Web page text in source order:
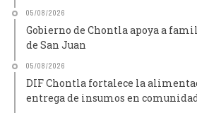
05/08/2026
Gobierno de Chontla apoya a
de San Juan
05/08/2026
DIF Chontla fortalece la
entrega de insumos en